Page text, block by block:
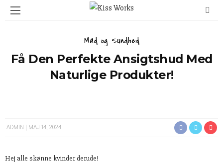
Mad og Sundhed
Få Den Perfekte Ansigtshud Med
Naturlige Produkter!
ADMIN MAJ 14, 2024
Hej alle skønne kvinder derude!